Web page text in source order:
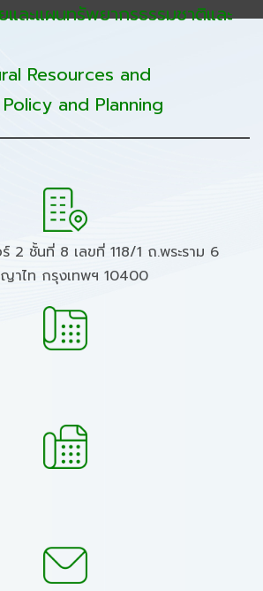
และแผนทรัพยากรธรรมชาติและ
Resources and
and Planning
2 ชั้นที่ 8 เลขที่ 118/1 ถ.พระราม 6
าไท กรุงเทพฯ 10400